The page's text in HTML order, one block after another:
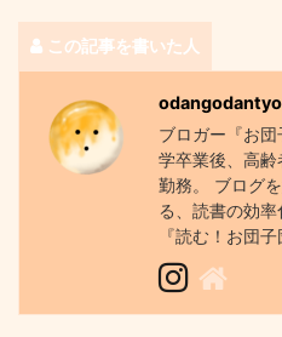
この記事を書いた人
ブロガー『お
学卒業後、高
勤務。 ブログ
る、読書の効
『読む！お団